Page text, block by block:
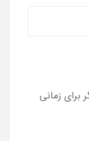
برای زمانی